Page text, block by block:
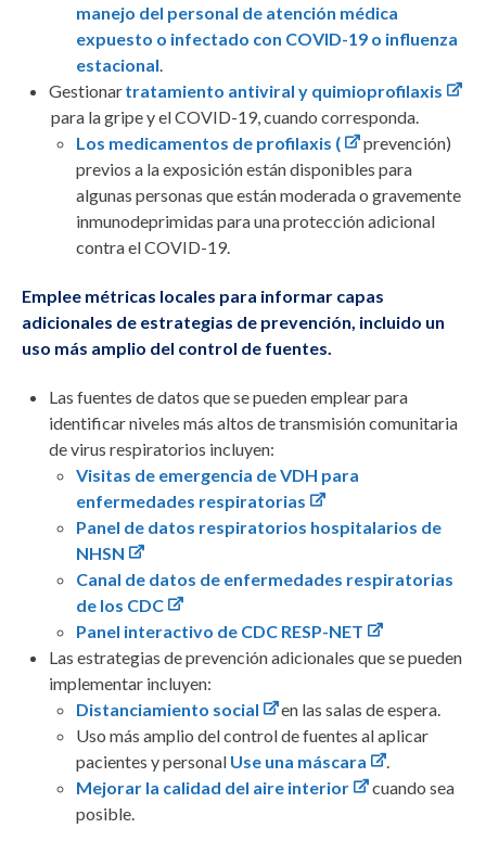
manejo del personal de atención médica
expuesto o infectado con COVID-19 o influenza
estacional
Gestionartratamiento antiviral y quimioprofilaxis
para la gripe y el COVID-19, cuando corresponda.
Los medicamentos de profilaxis (
prevención)
previos a la exposición están disponibles para
algunas personas que están moderada o gravemente
inmunodeprimidas para una protección adicional
contra el COVID-19.
Emplee métricas locales para informar capas
adicionales de estrategias de prevención, incluido un
uso más amplio del control de fuentes.
Las fuentes de datos que se pueden emplear para
identificar niveles más altos de transmisión comunitaria
de virus respiratorios incluyen:
Visitas de emergencia de VDH para
enfermedades respiratorias
Panel de datos respiratorios hospitalarios de
NHSN
Canal de datos de enfermedades respiratorias
de los CDC
Panel interactivo de CDC RESP-NET
Las estrategias de prevención adicionales que se pueden
implementar incluyen:
Distanciamiento social
en las salas de espera.
Uso más amplio del control de fuentes al aplicar
pacientes y personal Use una máscara
.
Mejorar la calidad del aire interior
cuando sea
posible.